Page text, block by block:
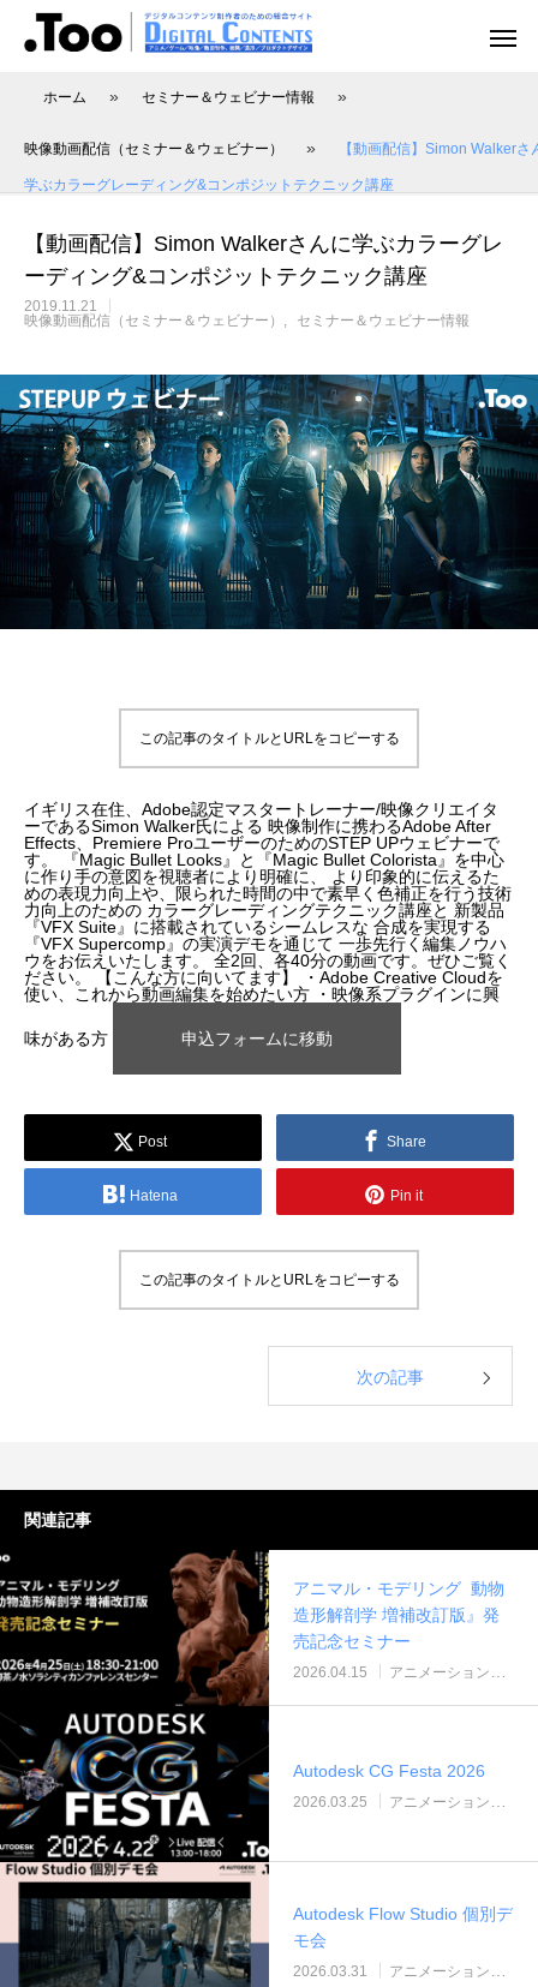
アニマル・モデリング 動物造形解剖学 増
補改訂版』発売記念セミナー
2026.04.15
Autodesk CG Festa
2026.03.25
アニマル・モデリング 動物造形解剖学 増
補改訂版』発売記念セミナー
2026.04.15
Autodesk CG Festa
2026.03.25
アニマル・モデリング 動物造形解剖学 増
補改訂版』発売記念セミナー
Autodesk CG Festa
建築ビジュアライゼーションMeetUp第8弾
【動画配信】 Epic
Twinmotion 2021と
あにつく2025レポート | オレンジ リクル
ート講演会 〜就職をめざすあなたに届け
る、”エフェクト表現”最前線～
2026.01.26
あにつく2025レポ
ニメ『星の子ども
た企画と世界観の
ェ門）
2026.01.21
【イベントレポート】『機動戦士ガンダム
閃光のハサウェイ キルケーの魔女』 重厚
な映像表現を支えた3DCG制作の舞台裏 –
Autodesk CG Festa 2026
2026.07.14
【イベントレポー
ー30年の歩みと新
Autodesk CG Festa
バーコネクトツー）
2026.07.13
東京ゲームショウ 2025 出展レポート
『ARMORED
RUBICON』メイキ
Kviz特別セミナー「Studio Tim Fuが語る、
AIと建築デザインの未来」
[外部事例]「泣きたい私は猫をかぶる」監
督ふたりが語る、誕生秘話とネコ表現のこ
だわり【インタビュー】
2020.06.18
[外部事例]「ペンギ
ジオコロリド初と
た、“デジタル作画”
2018.08.17
[外部事例]「泣きたい私は猫をかぶる」監
督ふたりが語る、誕生秘話とネコ表現のこ
だわり【インタビュー】
2020.06.18
[外部事例]「ペンギ
ジオコロリド初と
た、“デジタル作画”
2018.08.17
ホーム » セミナー＆ウェビナー情報 »
映像動画配信（セミナー＆ウェビナー） » 【動画配信】Simon Walkerさ
学ぶカラーグレーディング&コンポジットテクニック講座
【動画配信】Simon Walkerさんに学ぶカラーグレ
ーディング&コンポジットテクニック講座
2019.11.21
映像動画配信（セミナー＆ウェビナー）
セミナー＆ウェビナー情報
この記事のタイトルとURLをコピーする
イギリス在住、Adobe認定マスタートレーナー/映像クリエイタ
ーであるSimon Walker氏による 映像制作に携わるAdobe After
Effects、Premiere ProユーザーのためのSTEP UPウェビナーで
す。 『Magic Bullet Looks』と『Magic Bullet Colorista』を中心
に作り手の意図を視聴者により明確に、 より印象的に伝えるた
めの表現力向上や、限られた時間の中で素早く色補正を行う技術
力向上のための カラーグレーディングテクニック講座と 新製品
『VFX Suite』に搭載されているシームレスな 合成を実現する
『VFX Supercomp』の実演デモを通じて 一歩先行く編集ノウハ
ウをお伝えいたします。 全2回、各40分の動画です。ぜひご覧く
ださい。 【こんな方に向いてます】 ・Adobe Creative Cloudを
使い、これから動画編集を始めたい方 ・映像系プラグインに興
味がある方 申込フォームに移動
Post Share
Hatena Pin it
この記事のタイトルとURLをコピーする
次の記事
関連記事
アニマル・モデリング 動物
造形解剖学 増補改訂版』発
売記念セミナー
2026.04.15 アニメーション（セミナー＆ウェビナー）
Autodesk CG Festa 2026
2026.03.25 アニメーション（セミナー＆ウェビナー）
Autodesk Flow Studio 個別デ
モ会
2026.03.31 アニメーション（セミナー＆ウェビナー）